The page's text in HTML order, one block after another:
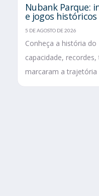
Nubank Parque:
e jogos
5 DE AGOSTO DE 2026
Conheça a história
capacidade,
marcaram a trajetória